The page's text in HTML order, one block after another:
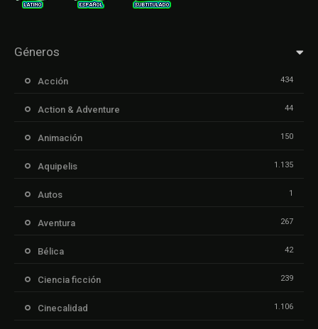
Géneros
Acción 434
Action & Adventure 44
Animación 150
Aquipelis 1.135
Autos 1
Aventura 267
Bélica 42
Ciencia ficción 239
Cinecalidad 1.106